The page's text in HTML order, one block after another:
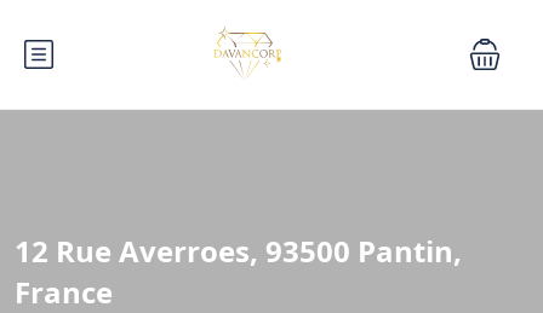
12 Rue Averroes, 93500 Pantin,
France